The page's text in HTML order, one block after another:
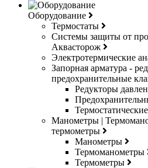
Оборудование
Термостаты
Системы защиты от
Аквасторож
Электротермические
Запорная арматура -
предохранительные
Редукторы
Манометры |
термометры
Манометры
Термоманометры
Термометры